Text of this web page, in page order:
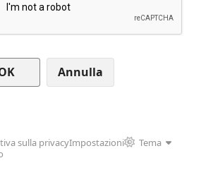
Annulla
sulla privacyImpostazioni
Tema